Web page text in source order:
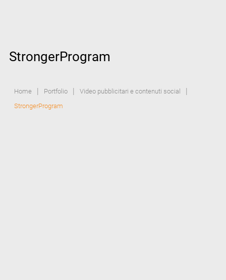
StrongerProgram
Home | Portfolio | Video pubblicitari e contenuti social |
StrongerProgram